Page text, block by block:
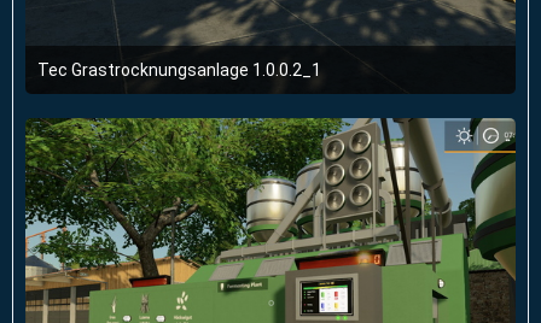
Tec Grastrocknungsanlage 1.0.0.2_1
6. Juli 2019 um 21:41